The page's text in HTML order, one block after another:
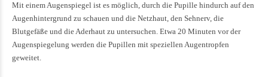
Mit einem Augenspiegel ist es möglich, durch die Pupille hindurch auf den
Augenhintergrund zu schauen und die Netzhaut, den Sehnerv, die
Blutgefäße und die Aderhaut zu untersuchen. Etwa 20 Minuten vor der
Augenspiegelung werden die Pupillen mit speziellen Augentropfen
geweitet.